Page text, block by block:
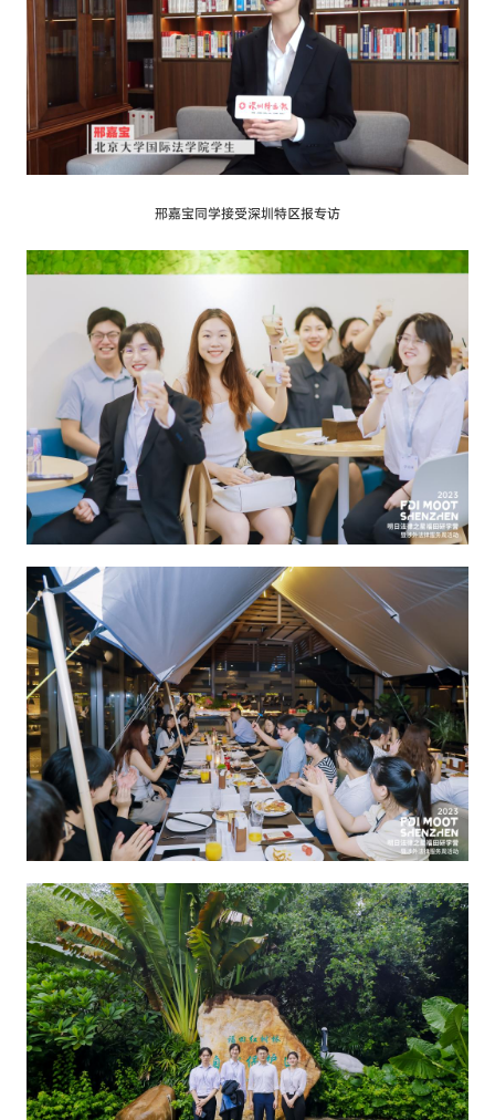
邢嘉宝同学接受深圳特区报专访